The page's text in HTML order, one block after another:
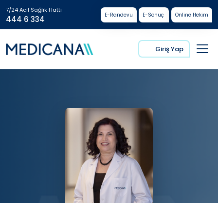
7/24 Acil Sağlık Hattı
444 6 334 E-Randevu E-Sonuç Online Hekim
Giriş Yap